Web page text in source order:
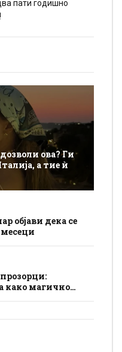
ова? Ги
а тие ѝ
објави дека се
како магично
пати годишно